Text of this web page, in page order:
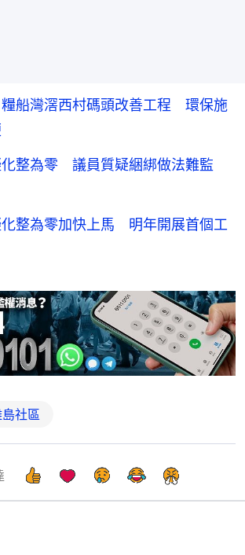
糧船灣滘西村碼頭改善工程 環保施
化整為零 議員質疑綑綁做法難監
化整為零加快上馬 明年開展首個工
社區